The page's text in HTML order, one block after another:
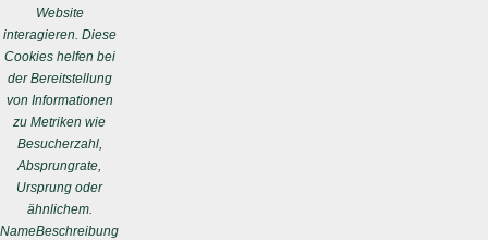
Website
interagieren. Diese
Cookies helfen bei
der Bereitstellung
von Informationen
zu Metriken wie
Besucherzahl,
Absprungrate,
Ursprung oder
ähnlichem.
NameBeschreibung